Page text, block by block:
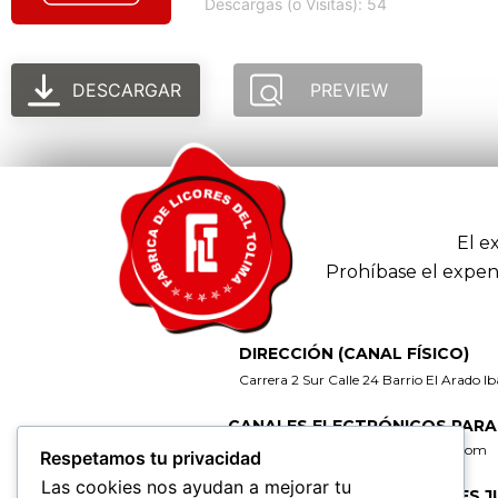
DESCARGAR PREVIEW
El
Prohíbase el
DIRECCIÓN (CANAL FÍSICO)
Carrera 2 Sur Calle 24 Barrio El Arado
CANALES ELECTRÓNICOS
gerencia@fabricadelicoresdeltolima.com
Respetamos tu privacidad
Las cookies nos ayudan a mejorar tu